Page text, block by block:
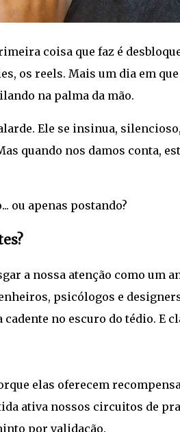
coisa que faz é
os reels. Mais um dia em
na palma da mão.
Ele se insinua,
quando nos damos conta,
ou apenas postando?
a nossa atenção como um
psicólogos e
no escuro do tédio. E
elas oferecem
ativa nossos circuitos de
por validação.